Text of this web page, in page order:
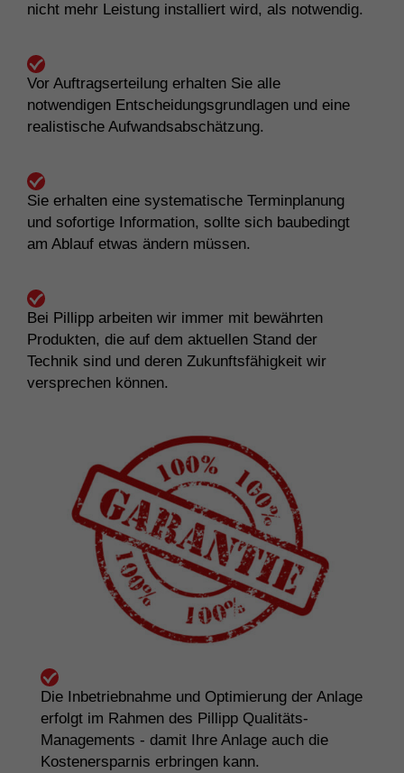
nicht mehr Leistung installiert wird, als notwendig.
Vor Auftragserteilung erhalten Sie alle
notwendigen Entscheidungsgrundlagen und eine
realistische Aufwandsabschätzung.
Sie erhalten eine systematische Terminplanung
und sofortige Information, sollte sich baubedingt
am Ablauf etwas ändern müssen.
Bei Pillipp arbeiten wir immer mit bewährten
Produkten, die auf dem aktuellen Stand der
Technik sind und deren Zukunftsfähigkeit wir
versprechen können.
Die Inbetriebnahme und Optimierung der Anlage
erfolgt im Rahmen des Pillipp Qualitäts-
Managements - damit Ihre Anlage auch die
Kostenersparnis erbringen kann.